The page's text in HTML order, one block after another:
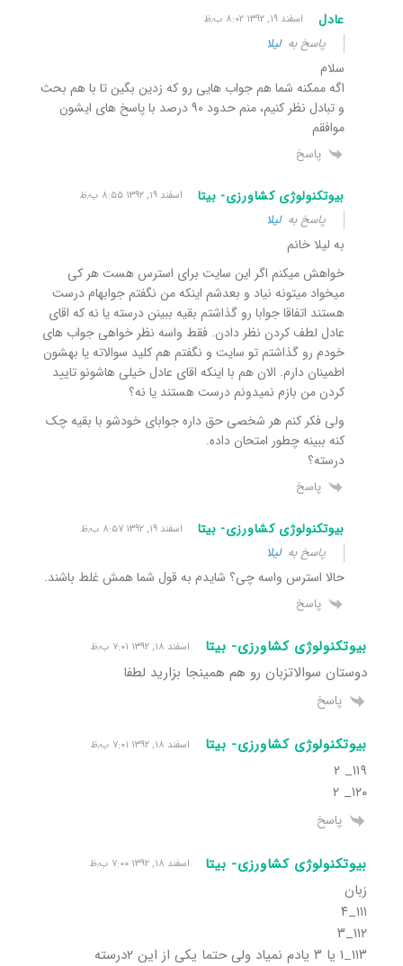
عادل اسفند ۱۹, ۱۳۹۲ ۸:۰۲ ب٫ظ
پاسخ بهلیلا
سلام
اگه ممکنه شما هم جواب هایی رو که زدین بگین تا با هم بحث
و تبادل نظر کنیم، منم حدود ۹۰ درصد با پاسخ های ایشون
موافقم
پاسخ
بیوتکنولوژی کشاورزی- بیتا اسفند ۱۹, ۱۳۹۲ ۸:۵۵ ب٫ظ
پاسخ بهلیلا
به لیلا خانم
خواهش میکنم اگر این سایت برای استرس هست هر کی
میخواد میتونه نیاد و بعدشم اینکه من نگفتم جوابهام درست
هستند اتفاقا جوابا رو گذاشتم بقیه ببینن درسته یا نه که اقای
عادل لطف کردن نظر دادن. فقط واسه نظر خواهی جواب های
خودم رو گذاشتم تو سایت و نگفتم هم کلید سوالاته یا بهشون
اطمینان دارم. الان هم با اینکه اقای عادل خیلی هاشونو تایید
کردن من بازم نمیدونم درست هستند یا نه؟
ولی فکر کنم هر شخصی حق داره جوابای خودشو با بقیه چک
کنه ببینه چطور امتحان داده.
درسته؟
پاسخ
بیوتکنولوژی کشاورزی- بیتا اسفند ۱۹, ۱۳۹۲ ۸:۵۷ ب٫ظ
پاسخ بهلیلا
حالا استرس واسه چی؟ شایدم به قول شما همش غلط باشند.
پاسخ
بیوتکنولوژی کشاورزی- بیتا اسفند ۱۸, ۱۳۹۲ ۷:۰۱ ب٫ظ
دوستان سوالاتزبان رو هم همینجا بزارید لطفا
پاسخ
بیوتکنولوژی کشاورزی- بیتا اسفند ۱۸, ۱۳۹۲ ۷:۰۱ ب٫ظ
۱۱۹_ ۲
۱۲۰_ ۲
پاسخ
بیوتکنولوژی کشاورزی- بیتا اسفند ۱۸, ۱۳۹۲ ۷:۰۰ ب٫ظ
زبان
۱۱۱_۴
۱۱۲_۳
۱۱۳_۱ یا ۳ یادم نمیاد ولی حتما یکی از این ۲درسته